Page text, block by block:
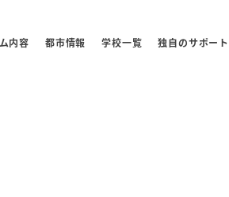
内容 都市情報 学校一覧 独自のサポート